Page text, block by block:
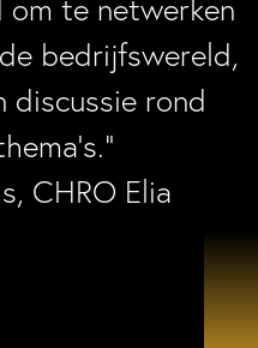
om te netwerken
bedrijfswereld,
discussie rond
CHRO Elia